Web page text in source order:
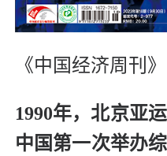
《中国经济周刊
1990年，北京亚
中国第一次举办